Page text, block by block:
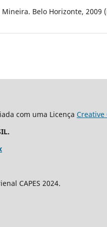
Mineira. Belo Horizonte, 2009
com uma Licença Creative
CAPES 2024.